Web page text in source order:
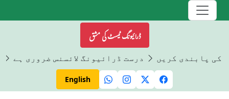
ڈرائیونگ ٹیسٹ کی مشق
کی پابندی کریں درست ڈرائیونگ لائسنس ضروری ہے
English